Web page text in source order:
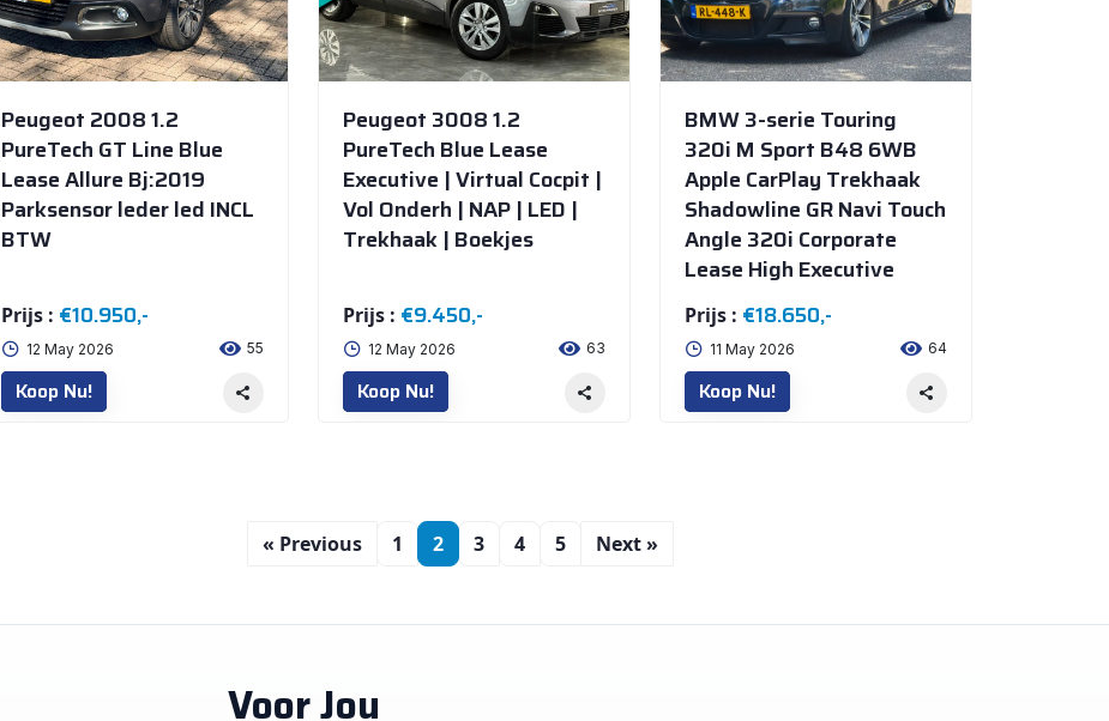
Peugeot 2008 1.2
PureTech GT Line Blue
Lease Allure Bj:2019
Parksensor leder led INCL
BTW
Prijs : €10.950,-
12 May 2026 55
Koop Nu!
Peugeot 3008 1.2
PureTech Blue Lease
Executive | Virtual Cocpit |
Vol Onderh | NAP | LED |
Trekhaak | Boekjes
Prijs : €9.450,-
12 May 2026 63
Koop Nu!
BMW 3-serie Touring
320i M Sport B48 6WB
Apple CarPlay Trekhaak
Shadowline GR Navi Touch
Angle 320i Corporate
Lease High Executive
Prijs : €18.650,-
11 May 2026 64
Koop Nu!
« Previous 1 2 3 4 5 Next »
Voor Jou